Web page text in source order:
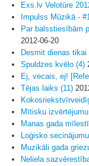
Exs.lv Velotūre
Impulss Mūzikā -
Par balsstiesībām
2012-06-20
Desmit dienas
Spuldzes kvēlo (4)
Ej, vecais, ej!
Tējas laiks (11)
Mītisku
Manas gada
Loģisko
Muzikāli gada
Neliela